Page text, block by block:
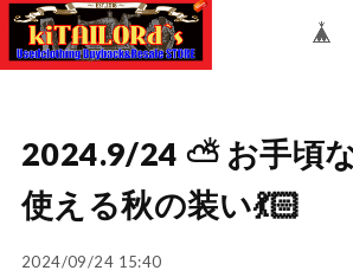
2024.9/24 ⛅️ お手頃
使える秋の装い💃🏻
2024/09/24 15:40